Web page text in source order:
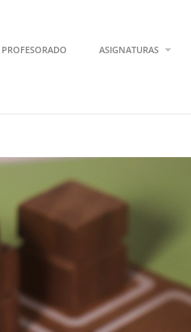
PROFESORADO ASIGNATURAS